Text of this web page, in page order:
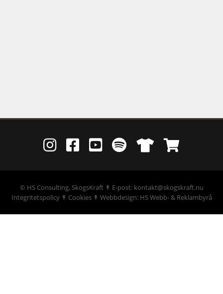
© HS Consulting, SkogsKraft↟ E-post: kontakt@skogskraft.nu
Integritetspolicy↟ Cookies↟ Webbdesign: HS Webb- & Reklambyrå